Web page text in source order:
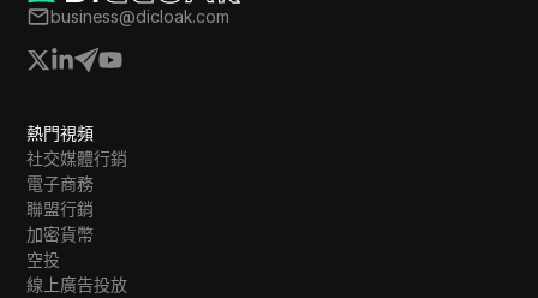
business@dicloak.com
熱門視頻
社交媒體行銷
電子商務
聯盟行銷
加密貨幣
空投
線上廣告投放